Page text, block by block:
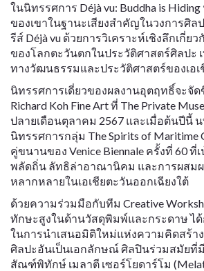
ในนิทรรศการ Déjà vu: Buddha is
ของเขาในฐานะเสียงสำคัญในวงการศิ
รีส์ Déjà vu ด้วยการวิเคราะห์เชิงลึกเกี่ย
ของโลกตะวันตกในประวัติศาสตร์ศิลปะ
ทางวัฒนธรรมและประวัติศาสตร์ของเอเ
นิทรรศการเดี่ยวของผลงานอุตฤทธิ์จะจั
Richard Koh Fine Art ที่ The Private
ปลายเดือนตุลาคม 2567 และเมื่อต้นปีนี้
นิทรรศการกลุ่ม The Spirits of Maritime
คู่ขนานของ Venice Biennale ครั้งที่ 60 ที่
พลัดถิ่น ลัทธิล่าอาณานิคม และการผสม
หลากหลายในเอเชียตะวันออกเฉียงใต้
ด้วยความร่วมมือกับทีม Creative
ทักษะสูงในด้านวัสดุพิมพ์และกระดาษ ได้
ในการนำเสนอมิติใหม่แห่งความคิดสร้า
ศิลปะอันเป็นเอกลักษณ์ ศิลปินร่วมสมัยที่
สัณฑ์พิทักษ์ เมลาตี เซอร์โยดาร์โม